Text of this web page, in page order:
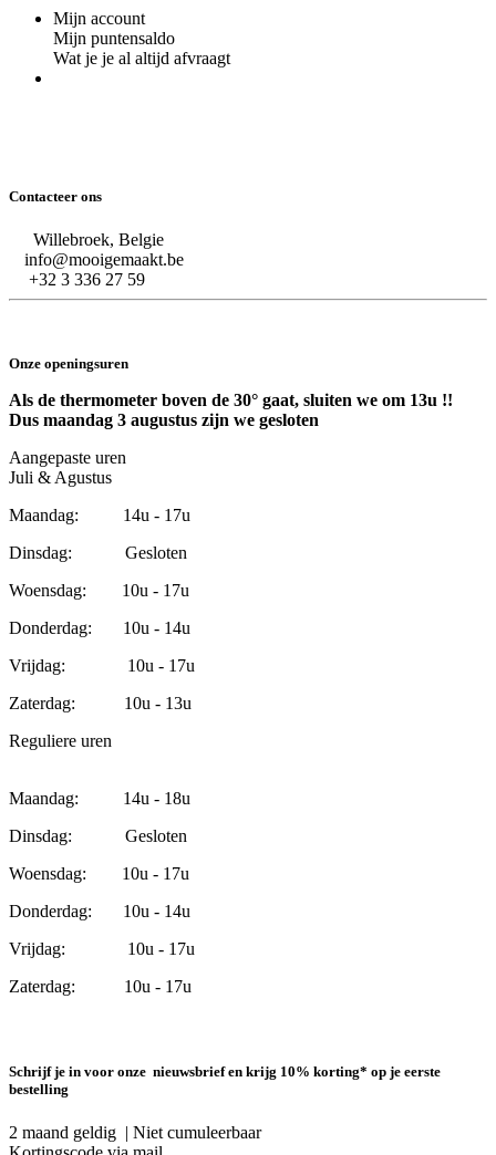
Mijn account
Mijn puntensaldo
Wat je je al altijd afvraagt
Contacteer ons
Willebroek, Belgie
info@mooigemaakt.be
+32 3 336 27 59
Onze openingsuren
Als de thermometer boven de 30° gaat, sluiten we om 13u !!
Dus maandag 3 augustus zijn we gesloten
Aangepaste uren
Juli & Agustus
Maandag: 14u - 17u
Dinsdag: Gesloten
Woensdag: 10u - 17u
Donderdag: 10u - 14u
Vrijdag: 10u - 17u
Zaterdag: 10u - 13u
Reguliere uren
Maandag: 14u - 18u
Dinsdag: Gesloten
Woensdag: 10u - 17u
Donderdag: 10u - 14u
Vrijdag: 10u - 17u
Zaterdag: 10u - 17u
Schrijf je in voor onze nieuwsbrief en krijg 10% korting* op je eerste
bestelling
2 maand geldig | Niet cumuleerbaar